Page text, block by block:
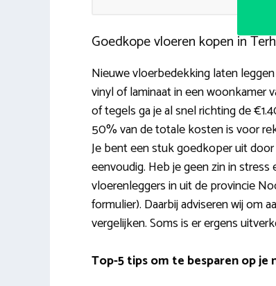
Goedkope vloeren kopen in
Nieuwe vloerbedekking laten
vinyl of laminaat in een
of tegels ga je al snel richting de
50% van de totale kosten is voor
Je bent een stuk goedkoper uit
eenvoudig. Heb je geen zin in
vloerenleggers in uit de provincie
formulier). Daarbij adviseren wij om
vergelijken. Soms is er ergens
Top-5 tips om te besparen op je